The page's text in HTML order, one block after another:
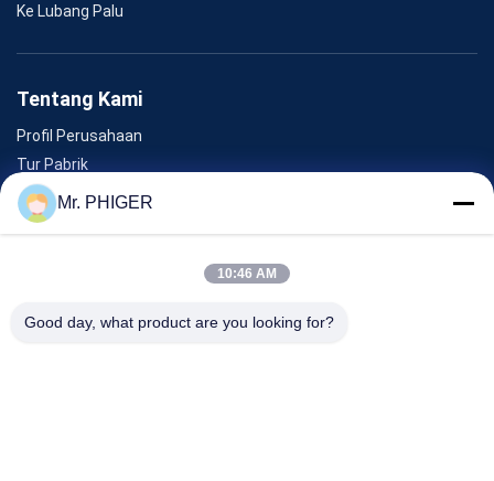
Ke Lubang Palu
Tentang Kami
Profil Perusahaan
Tur Pabrik
Kontrol Kualitas
Sitemap
Mr. PHIGER
10:46 AM
Good day, what product are you looking for?